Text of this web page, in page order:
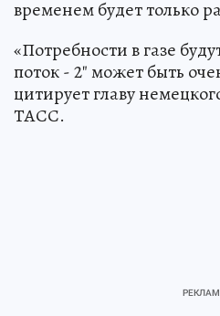
временем будет только
«Потребности в газе
поток - 2" может быть
цитирует главу
ТАСС.